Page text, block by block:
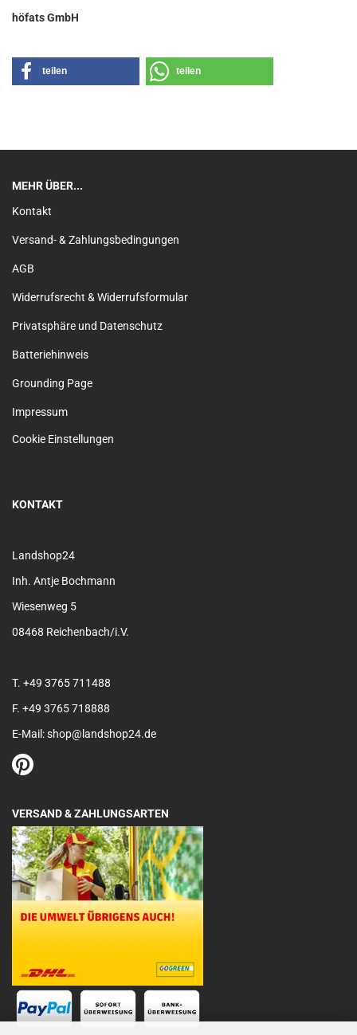
höfats GmbH
teilen teilen
MEHR ÜBER...
Kontakt
Versand- & Zahlungsbedingungen
AGB
Widerrufsrecht & Widerrufsformular
Privatsphäre und Datenschutz
Batteriehinweis
Grounding Page
Impressum
Cookie Einstellungen
KONTAKT
Landshop24
Inh. Antje Bochmann
Wiesenweg 5
08468 Reichenbach/i.V.
T. +49 3765 711488
F. +49 3765 718888
E-Mail: shop@landshop24.de
VERSAND & ZAHLUNGSARTEN